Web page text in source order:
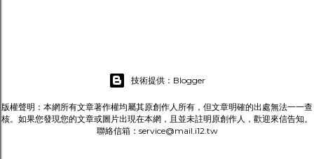
技術提供：Blogger
版權聲明：本網所有文章著作權均屬其原創作人所有，但文章明確的出處無法一一查
核。如果您發現您的文章或圖片出現在本網，且並未註明原創作人，歡迎來信告知。
聯絡信箱：service@mail.i12.tw